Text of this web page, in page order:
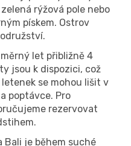
rýžová pole nebo
pískem. Ostrov
let přibližně 4
jsou k dispozici, což
se mohou lišit v
poptávce. Pro
rezervovat
Bali je během suché